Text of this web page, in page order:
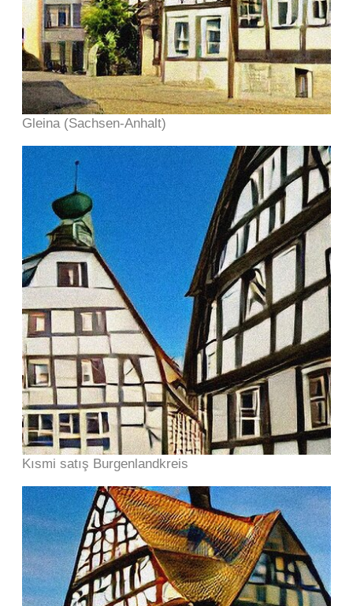
Gleina (Sachsen-Anhalt)
Kısmi satış Burgenlandkreis